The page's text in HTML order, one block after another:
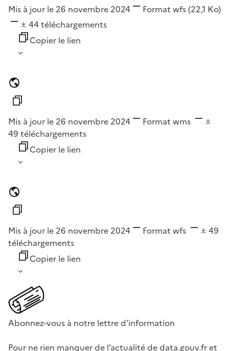
Mis à jour le 26 novembre 2024 Format wfs(22,1 Ko)
44 téléchargements
Copier le lien
Mis à jour le 26 novembre 2024 Format wms
49 téléchargements
Copier le lien
Mis à jour le 26 novembre 2024 Format wfs
49
téléchargements
Copier le lien
Abonnez-vous à notre lettre d'information
Pour ne rien manquer de l’actualité de data.gouv.fr et